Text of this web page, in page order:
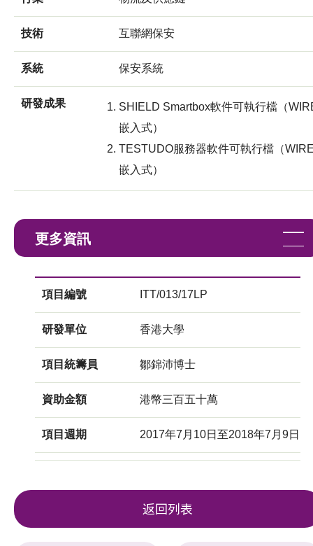
會籍
技術 互聯網保安
系統 保安系統
研發成果
SHIELD Smartbox軟件可執行檔（
嵌入式）
TESTUDO服務器軟件可執行檔（
嵌入式）
更多資訊
項目編號 ITT/013/17LP
研發單位 香港大學
項目統籌員 鄒錦沛博士
資助金額 港幣三百五十萬
項目週期 2017年7月10日至2018年7月9日
返回列表